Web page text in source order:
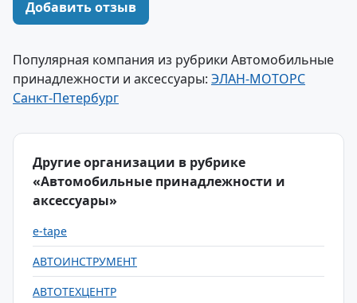
Добавить отзыв
Популярная компания из рубрики Автомобильные
принадлежности и аксессуары: ЭЛАН-МОТОРС
Санкт-Петербург
Другие организации в рубрике
«Автомобильные принадлежности и
аксессуары»
e-tape
АВТОИНСТРУМЕНТ
АВТОТЕХЦЕНТР